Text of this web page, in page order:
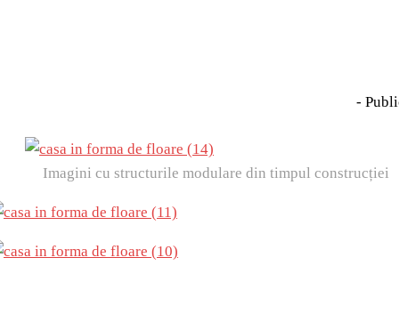
-
Imagini cu structurile modulare din timpul construcției